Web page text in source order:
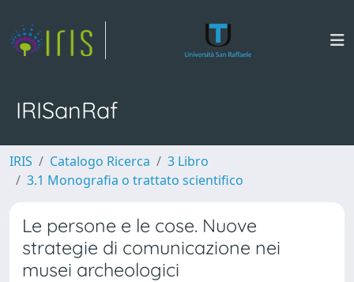
IRISanRaf
IRIS Catalogo Ricerca
3 Libro
3.1 Monografia o trattato scientifico
Le persone e le cose. Nuove
strategie di comunicazione nei
musei archeologici